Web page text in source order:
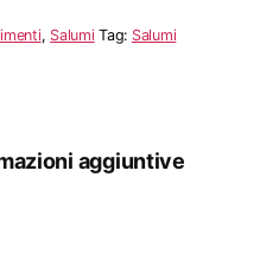
, Salumi Tag: Salumi
aggiuntive